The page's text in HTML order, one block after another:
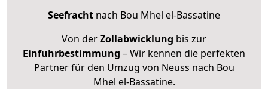
Seefracht nach Bou Mhel el-Bassatine
Von derZollabwicklung bis zur
Einfuhrbestimmung – Wir kennen die perfekten
Partner für den Umzug von Neuss nach Bou
Mhel el-Bassatine.